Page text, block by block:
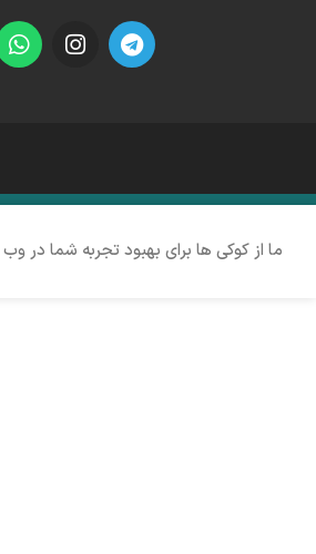
ما از کوکی ها برای بهبود تجربه شما در